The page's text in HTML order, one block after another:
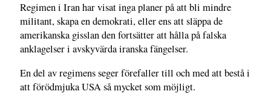
Regimen i Iran har visat inga planer på att bli mindre
militant, skapa en demokrati, eller ens att släppa de
amerikanska gisslan den fortsätter att hålla på falska
anklagelser i avskyvärda iranska fängelser.
En del av regimens seger förefaller till och med att bestå i
att förödmjuka USA så mycket som möjligt.